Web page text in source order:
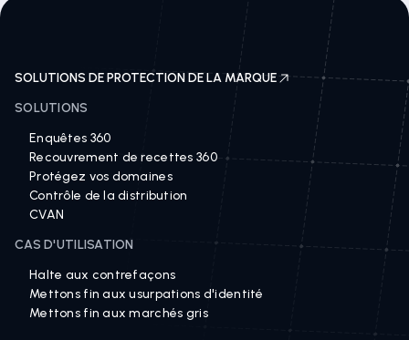
SOLUTIONS DE PROTECTION DE LA MARQUE
SOLUTIONS
Enquêtes 360
Recouvrement de recettes 360
Protégez vos domaines
Contrôle de la distribution
CVAN
CAS D'UTILISATION
Halte aux contrefaçons
Mettons fin aux usurpations d'identité
Mettons fin aux marchés gris